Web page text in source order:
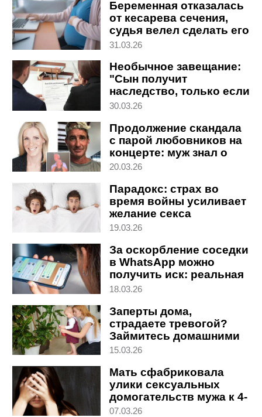
Беременная отказалась
от кесарева сечения,
судья велел сделать его
принудительно
31.03.26
Необычное завещание:
"Сын получит
наследство, только если
разведется или
30.03.26
Продолжение скандала
с парой любовников на
концерте: муж знал о
связи жены с боссом
20.03.26
Парадокс: страх во
время войны усиливает
желание секса
19.03.26
За оскорбление соседки
в WhatsApp можно
получить иск: реальная
история
18.03.26
Заперты дома,
страдаете тревогой?
Займитесь домашними
растениями
15.03.26
Мать сфабриковала
улики сексуальных
домогательств мужа к 4-
летней дочери
07.03.26